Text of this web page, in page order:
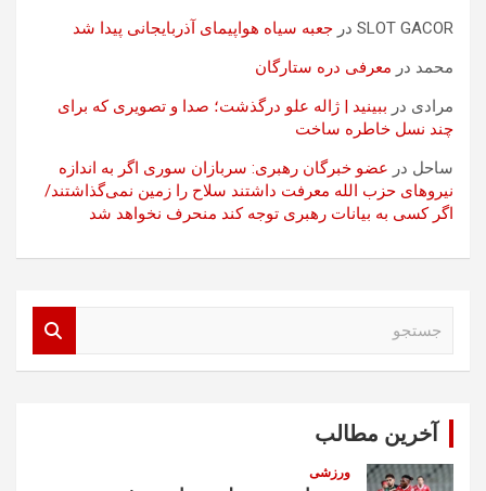
SLOT GACOR در جعبه سیاه هواپیمای آذربایجانی پیدا شد
محمد در معرفی دره ستارگان
مرادی در ببینید | ژاله علو درگذشت؛ صدا و تصویری که برای
چند نسل خاطره ساخت
ساحل در عضو خبرگان رهبری: سربازان سوری اگر به اندازه
نیروهای حزب الله معرفت داشتند سلاح را زمین نمی‌گذاشتند/
اگر کسی به بیانات رهبری توجه کند منحرف نخواهد شد
آخرین مطالب
ورزشی